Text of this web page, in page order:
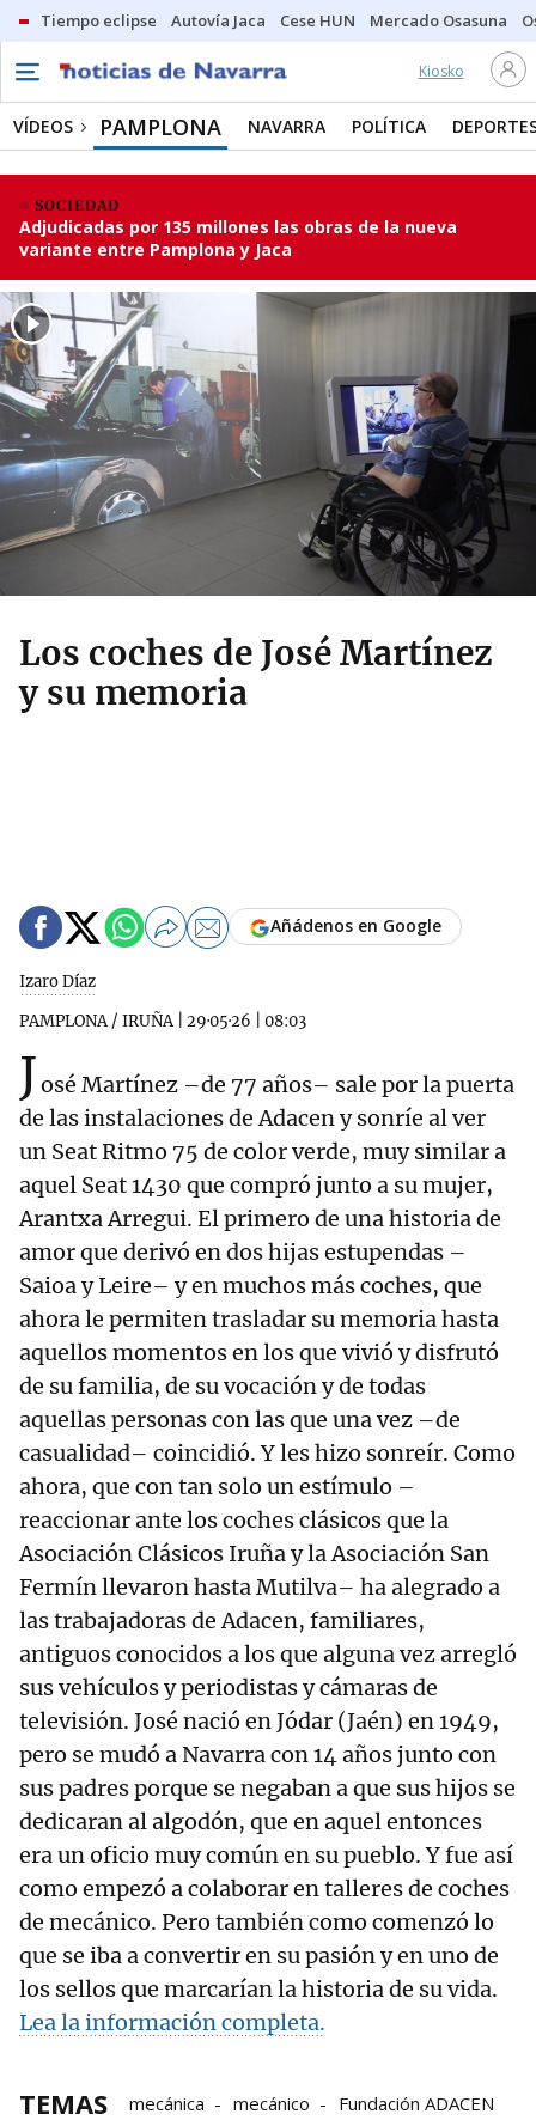
Tiempo eclipse Autovía Jaca Cese HUN Mercado Osasuna
Kiosko
VÍDEOS PAMPLONA NAVARRA POLÍTICA
SOCIEDAD
Adjudicadas por 135 millones las obras de la nueva
variante entre Pamplona y Jaca
Los coches de José Martínez
y su memoria
Izaro Díaz
PAMPLONA / IRUÑA| 29·05·26 08:03
Añádenos en Google
José Martínez –de 77 años– sale por la puerta
de las instalaciones de Adacen y sonríe al ver
un Seat Ritmo 75 de color verde, muy similar a
aquel Seat 1430 que compró junto a su mujer,
Arantxa Arregui. El primero de una historia de
amor que derivó en dos hijas estupendas –
Saioa y Leire– y en muchos más coches, que
ahora le permiten trasladar su memoria hasta
aquellos momentos en los que vivió y disfrutó
de su familia, de su vocación y de todas
aquellas personas con las que una vez –de
casualidad– coincidió. Y les hizo sonreír. Como
ahora, que con tan solo un estímulo –
reaccionar ante los coches clásicos que la
Asociación Clásicos Iruña y la Asociación San
Fermín llevaron hasta Mutilva– ha alegrado a
las trabajadoras de Adacen, familiares,
antiguos conocidos a los que alguna vez arregló
sus vehículos y periodistas y cámaras de
televisión. José nació en Jódar (Jaén) en 1949,
pero se mudó a Navarra con 14 años junto con
sus padres porque se negaban a que sus hijos se
dedicaran al algodón, que en aquel entonces
era un oficio muy común en su pueblo. Y fue así
como empezó a colaborar en talleres de coches
de mecánico. Pero también como comenzó lo
que se iba a convertir en su pasión y en uno de
los sellos que marcarían la historia de su vida.
Lea la información completa.
TEMAS mecánica mecánico Fundación ADACEN